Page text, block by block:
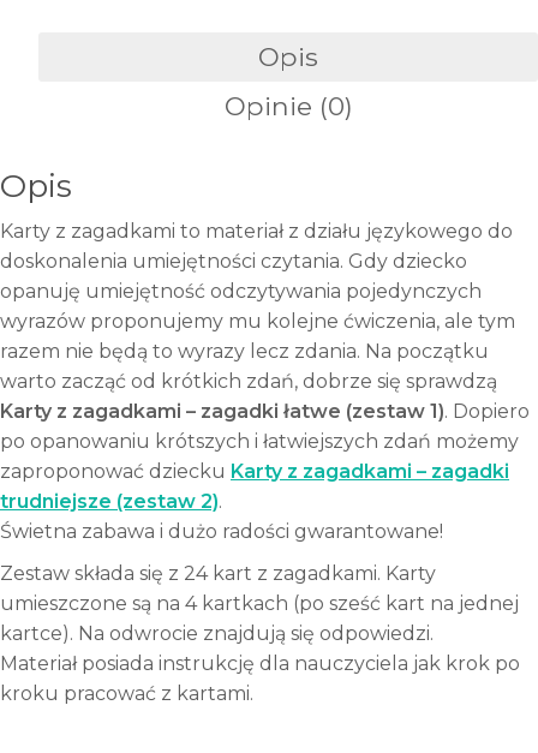
(zestaw
1)
Opis
Opinie (0)
Opis
Karty z zagadkami to materiał z działu językowego do
doskonalenia umiejętności czytania. Gdy dziecko
opanuję umiejętność odczytywania pojedynczych
wyrazów proponujemy mu kolejne ćwiczenia, ale tym
razem nie będą to wyrazy lecz zdania. Na początku
warto zacząć od krótkich zdań, dobrze się sprawdzą
Karty z zagadkami – zagadki łatwe (zestaw 1). Dopiero
po opanowaniu krótszych i łatwiejszych zdań możemy
zaproponować dziecku Karty z zagadkami – zagadki
trudniejsze (zestaw 2).
Świetna zabawa i dużo radości gwarantowane!
Zestaw składa się z 24 kart z zagadkami. Karty
umieszczone są na 4 kartkach (po sześć kart na jednej
kartce). Na odwrocie znajdują się odpowiedzi.
Materiał posiada instrukcję dla nauczyciela jak krok po
kroku pracować z kartami.